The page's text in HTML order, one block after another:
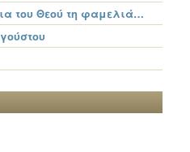
του Θεού τη φαμελιά…